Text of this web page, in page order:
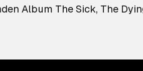
Album The Sick, The